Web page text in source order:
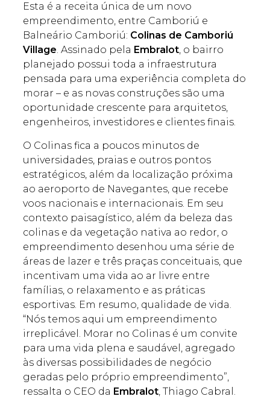
Esta é a receita única de um novo
empreendimento, entre Camboriú e
Balneário Camboriú: Colinas de Camboriú
Village. Assinado pela Embralot, o bairro
planejado possui toda a infraestrutura
pensada para uma experiência completa do
morar – e as novas construções são uma
oportunidade crescente para arquitetos,
engenheiros, investidores e clientes finais.
O Colinas fica a poucos minutos de
universidades, praias e outros pontos
estratégicos, além da localização próxima
ao aeroporto de Navegantes, que recebe
voos nacionais e internacionais. Em seu
contexto paisagístico, além da beleza das
colinas e da vegetação nativa ao redor, o
empreendimento desenhou uma série de
áreas de lazer e três praças conceituais, que
incentivam uma vida ao ar livre entre
famílias, o relaxamento e as práticas
esportivas. Em resumo, qualidade de vida.
“Nós temos aqui um empreendimento
irreplicável. Morar no Colinas é um convite
para uma vida plena e saudável, agregado
às diversas possibilidades de negócio
geradas pelo próprio empreendimento”,
ressalta o CEO da Embralot , Thiago Cabral.